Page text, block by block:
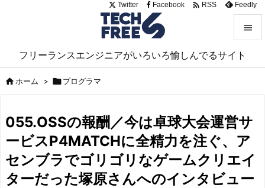
フリーランスエンジニアがいろいろ愉しんでるサイト


サイド

前へ

次へ

Twitter Facebook  RSS Feedly
ホーム > プログラマ
055.OSSの報酬／今は卓球大会運営サ
ービスP4MATCHに全精力を注ぐ、ア
センブラでゴリゴリなゲームクリエイ
ターだった塚原さんへのインタビュー